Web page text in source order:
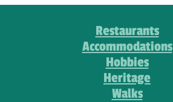
Restaurants
Accommodations
Hobbies
Heritage
Walks